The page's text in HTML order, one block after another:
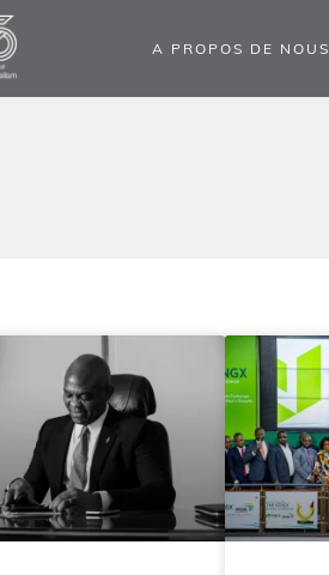
A PROPOS DE NOUS